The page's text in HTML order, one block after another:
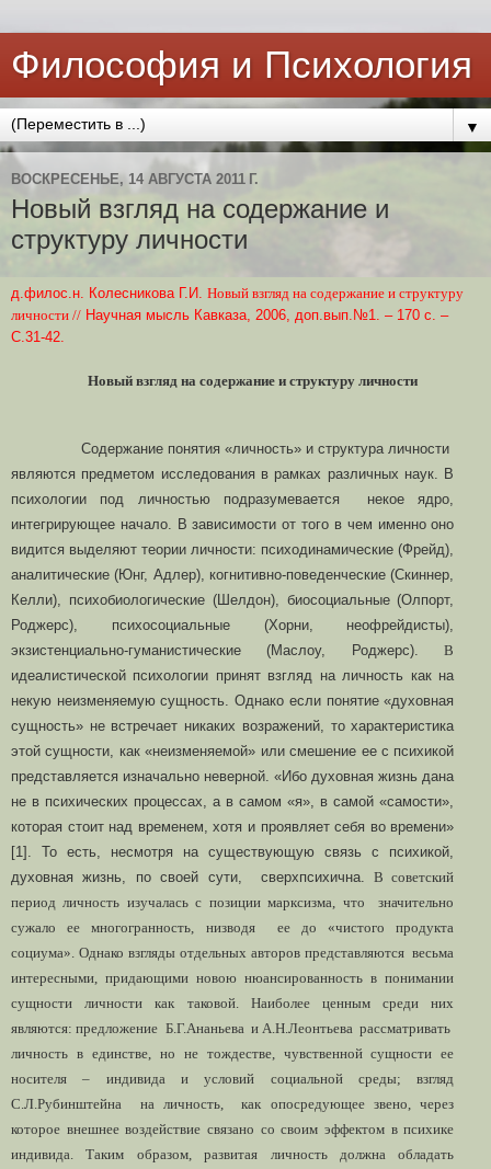
Философия и Психология
▼
ВОСКРЕСЕНЬЕ, 14 АВГУСТА 2011 Г.
Новый взгляд на содержание и
структуру личности
д.филос.н. Колесникова Г.И. Новый взгляд на содержание и структуру
личности // Научная мысль Кавказа, 2006, доп.вып.№1. – 170 с. –
С.31-42.
Новый взгляд на содержание и структуру личности
Содержание понятия «личность» и структура личности
являются предметом исследования в рамках различных наук.
В
психологии под личностью подразумевается некое ядро,
интегрирующее начало. В зависимости от того в чем именно оно
видится выделяют теории личности: психодинамические (Фрейд),
аналитические (Юнг, Адлер), когнитивно-поведенческие (Скиннер,
Келли), психобиологические (Шелдон), биосоциальные (Олпорт,
Роджерс), психосоциальные (Хорни, неофрейдисты),
экзистенциально-гуманистические (Маслоу, Роджерс).В
идеалистической психологии принят взгляд на личность как на
некую неизменяемую сущность. Однако если понятие «духовная
сущность» не встречает никаких возражений, то характеристика
этой сущности, как «неизменяемой» или смешение ее с психикой
представляется изначально неверной. «Ибо духовная жизнь дана
не в психических процессах, а в самом «я», в самой «самости»,
которая стоит над временем, хотя и проявляет себя во времени»
[1]. То есть, несмотря на существующую связь с психикой,
духовная жизнь, по своей сути, сверхпсихична. В советский
период личность изучалась с позиции марксизма, что значительно
сужало ее многогранность, низводя ее до «чистого продукта
социума». Однако взгляды отдельных авторов представляются весьма
интересными, придающими новою нюансированность в понимании
сущности личности как таковой. Наиболее ценным среди них
являются: предложение Б.Г.Ананьева и А.Н.Леонтьева рассматривать
личность в единстве, но не тождестве, чувственной сущности ее
носителя – индивида и условий социальной среды; взгляд
С.Л.Рубинштейна на личность, как опосредующее звено, через
которое внешнее воздействие связано со своим эффектом в психике
индивида. Таким образом, развитая личность должна обладать